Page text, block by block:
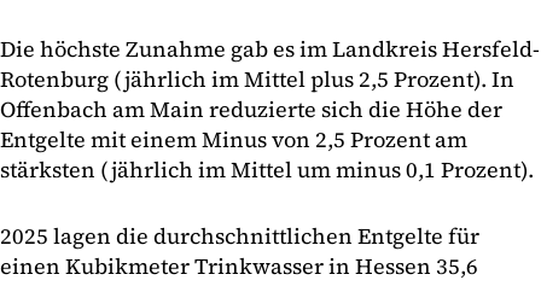
Die höchste Zunahme gab es im Landkreis Hersfeld-
Rotenburg (jährlich im Mittel plus 2,5 Prozent). In
Offenbach am Main reduzierte sich die Höhe der
Entgelte mit einem Minus von 2,5 Prozent am
stärksten (jährlich im Mittel um minus 0,1 Prozent).
2025 lagen die durchschnittlichen Entgelte für
einen Kubikmeter Trinkwasser in Hessen 35,6